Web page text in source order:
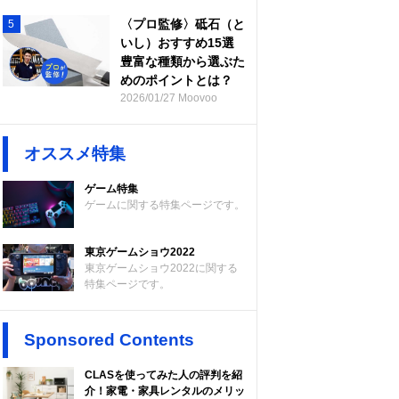
5
〈プロ監修〉砥石（と
いし）おすすめ15選
豊富な種類から選ぶた
めのポイントとは？
2026/01/27 Moovoo
オススメ特集
ゲーム特集
ゲームに関する特集ページです。
東京ゲームショウ2022
東京ゲームショウ2022に関する
特集ページです。
Sponsored Contents
CLASを使ってみた人の評判を紹
介！家電・家具レンタルのメリッ